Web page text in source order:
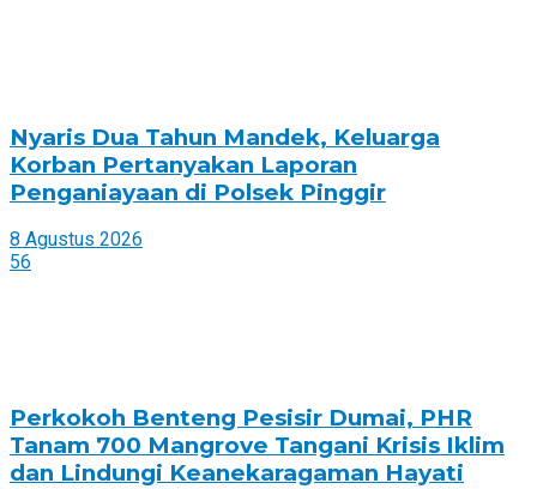
Nyaris Dua Tahun Mandek, Keluarga
Korban Pertanyakan Laporan
Penganiayaan di Polsek Pinggir
8 Agustus 2026
56
Perkokoh Benteng Pesisir Dumai, PHR
Tanam 700 Mangrove Tangani Krisis Iklim
dan Lindungi Keanekaragaman Hayati